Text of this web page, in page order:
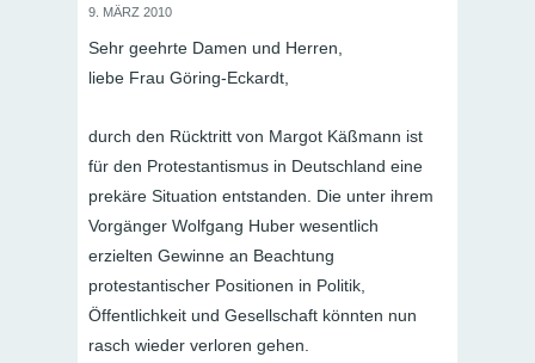
9. MÄRZ 2010
Sehr geehrte Damen und Herren,
liebe Frau Göring-Eckardt,
durch den Rücktritt von Margot Käßmann ist
für den Protestantismus in Deutschland eine
prekäre Situation entstanden. Die unter ihrem
Vorgänger Wolfgang Huber wesentlich
erzielten Gewinne an Beachtung
protestantischer Positionen in Politik,
Öffentlichkeit und Gesellschaft könnten nun
rasch wieder verloren gehen.